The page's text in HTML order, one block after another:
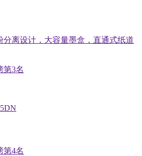
分离设计，大容量墨盒，直通式纸道
第3名
第4名